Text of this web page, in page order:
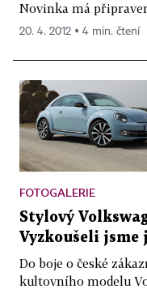
Novinka má
20. 4. 2012 ▪ 4 min. čtení
FOTOGALERIE
Stylový
Vyzkoušeli
Do boje o české
kultovního modelu